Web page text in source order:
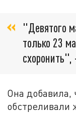
"Девятого
только 23
Она добавила,